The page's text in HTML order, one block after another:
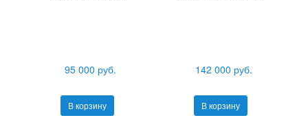
95 000 руб.
В корзину
142 000 руб.
В корзину